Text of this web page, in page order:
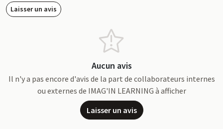
Laisser un avis
Aucun avis
Il n'y a pas encore d'avis de la part de collaborateurs internes
ou externes de IMAG'IN LEARNING à afficher
Laisser un avis